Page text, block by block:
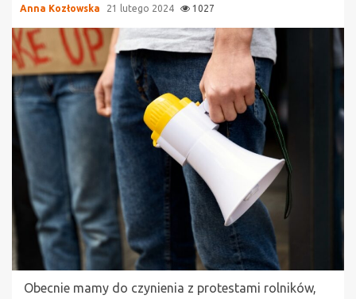
Anna Kozłowska 21 lutego 2024 1027
Obecnie mamy do czynienia z protestami rolników,